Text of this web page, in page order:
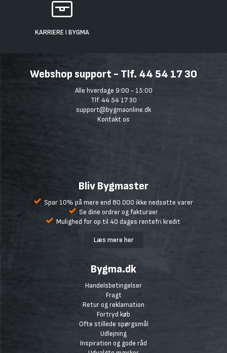
KARRIERE I BYGMA
Webshop support - Tlf. 44 54 17 30
Alle hverdage 9:00 - 15:00
Tlf. 44 54 17 30
support@bygmaonline.dk
Kontakt os
Bliv Bygmaster
Spar 10% på mere end 80.000 ikke nedsatte varer
Se dine ordrer og fakturaer
Mulighed for op til 40 dages rentefri kredit
Læs mere her
Bygma.dk
Handelsbetingelser
Fragt
Retur og reklamation
Fortryd køb
Ofte stillede spørgsmål
Udlejning
Inspiration og gode råd